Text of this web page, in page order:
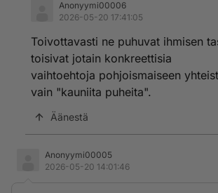
Anonyymi00006
2026-05-20 17:41:05
Toivottavasti ne puhuvat ihmisen
toisivat jotain konkreettisia
vaihtoehtoja pohjoismaiseen
vain "kauniita puheita".
Äänestä
Anonyymi00005
2026-05-20 14:01:46